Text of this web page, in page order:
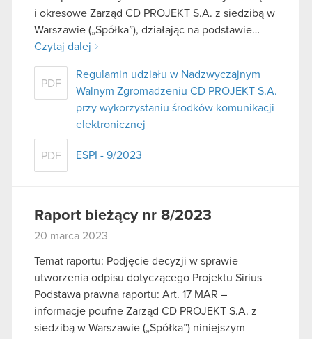
i okresowe Zarząd CD PROJEKT S.A. z siedzibą w
Warszawie („Spółka”), działając na podstawie…
Czytaj dalej
PDF
Regulamin udziału w Nadzwyczajnym
Walnym Zgromadzeniu CD PROJEKT S.A.
przy wykorzystaniu środków komunikacji
elektronicznej
PDF ESPI - 9/2023
Raport bieżący nr 8/2023
20 marca 2023
Temat raportu: Podjęcie decyzji w sprawie
utworzenia odpisu dotyczącego Projektu Sirius
Podstawa prawna raportu: Art. 17 MAR –
informacje poufne Zarząd CD PROJEKT S.A. z
siedzibą w Warszawie („Spółka”) niniejszym